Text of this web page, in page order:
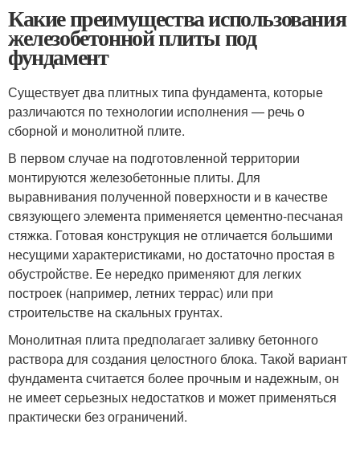
Какие преимущества использования
железобетонной плиты под
фундамент
Существует два плитных типа фундамента, которые
различаются по технологии исполнения — речь о
сборной и монолитной плите.
В первом случае на подготовленной территории
монтируются железобетонные плиты. Для
выравнивания полученной поверхности и в качестве
связующего элемента применяется цементно-песчаная
стяжка. Готовая конструкция не отличается большими
несущими характеристиками, но достаточно простая в
обустройстве. Ее нередко применяют для легких
построек (например, летних террас) или при
строительстве на скальных грунтах.
Монолитная плита предполагает заливку бетонного
раствора для создания целостного блока. Такой вариант
фундамента считается более прочным и надежным, он
не имеет серьезных недостатков и может применяться
практически без ограничений.